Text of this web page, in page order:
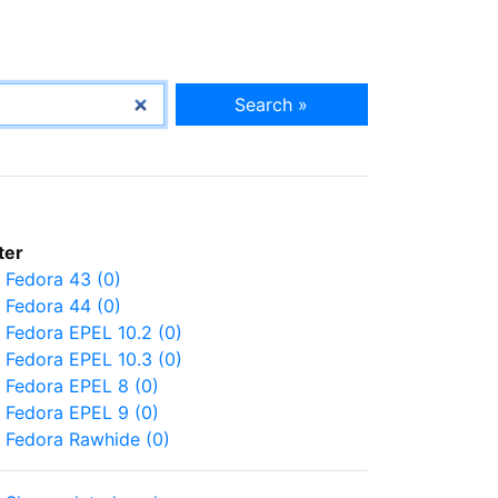
Search »
Fedora 43 (0)
Fedora 44 (0)
Fedora EPEL 10.2 (0)
Fedora EPEL 10.3 (0)
Fedora EPEL 8 (0)
Fedora EPEL 9 (0)
Fedora Rawhide (0)